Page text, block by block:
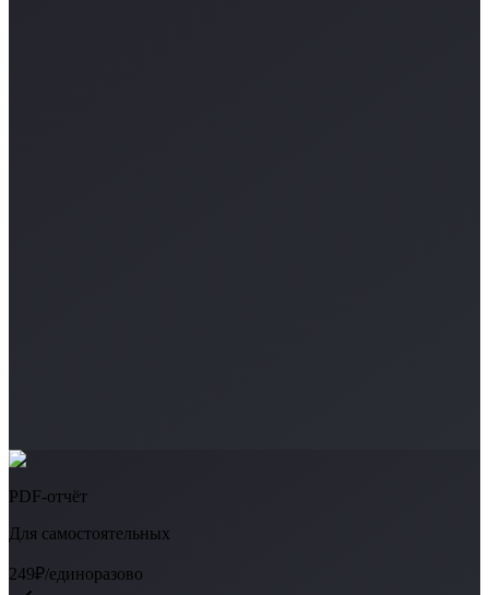
PDF-отчёт
Для самостоятельных
249₽/единоразово